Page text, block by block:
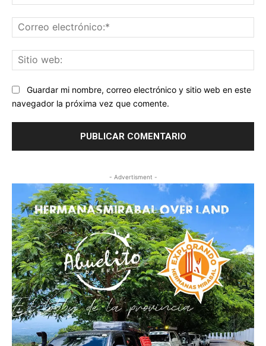
Guardar mi nombre, correo electrónico y sitio web en este
navegador la próxima vez que comente.
- Advertisment -